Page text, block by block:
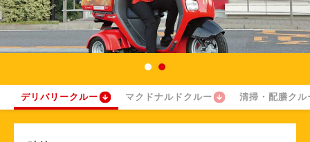
デリバリークルー マクドナルドクルー 清掃・配膳クル